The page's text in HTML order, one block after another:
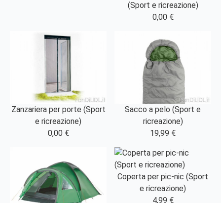
(Sport e ricreazione)
0,00 €
Zanzariera per porte (Sport
e ricreazione)
0,00 €
Sacco a pelo (Sport e
ricreazione)
19,99 €
Coperta per pic-nic (Sport
e ricreazione)
4,99 €